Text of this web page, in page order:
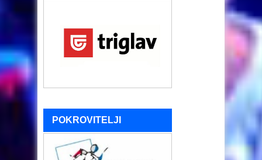
POKROVITELJI